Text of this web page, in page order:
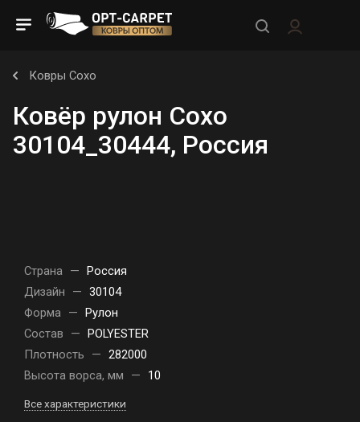
Ковры Сохо
Ковёр рулон Сохо
30104_30444, Россия
Страна — Россия
Дизайн
— 30104
Форма — Рулон
Состав
— POLYESTER
Плотность
— 282000
Высота ворса, мм
— 10
Все характеристики